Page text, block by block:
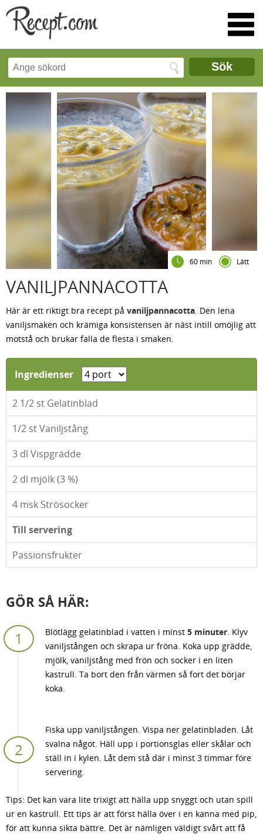
Sök
60 min Lätt
VANILJPANNACOTTA
Här är ett riktigt bra recept på vaniljpannacotta. Den lena
vaniljsmaken och krämiga konsistensen är näst intill omöjlig att
motstå och brukar falla de flesta i smaken.
Ingredienser
2 1/2 st Gelatinblad
1/2 st Vaniljstång
3 dl Vispgrädde
2 dl mjölk (3 %)
4 msk Strösocker
Till servering
Passionsfrukter
GÖR SÅ HÄR:
Blötlägg gelatinblad i vatten i minst 5 minuter. Klyv
vaniljstången och skrapa ur fröna. Koka upp grädde,
mjölk, vaniljstång med frön och socker i en liten
kastrull. Ta bort den från värmen så fort det börjar
koka.
Fiska upp vaniljstången. Vispa ner gelatinbladen. Låt
svalna något. Häll upp i portionsglas eller skålar och
ställ in i kylen. Låt dem stå där i minst 3 timmar före
servering.
Tips: Det kan vara lite trixigt att hälla upp snyggt och utan spill
ur en kastrull. Ett tips är att först hälla över i en kanna med pip,
för att kunna sikta bättre. Det är nämligen väldigt svårt att få